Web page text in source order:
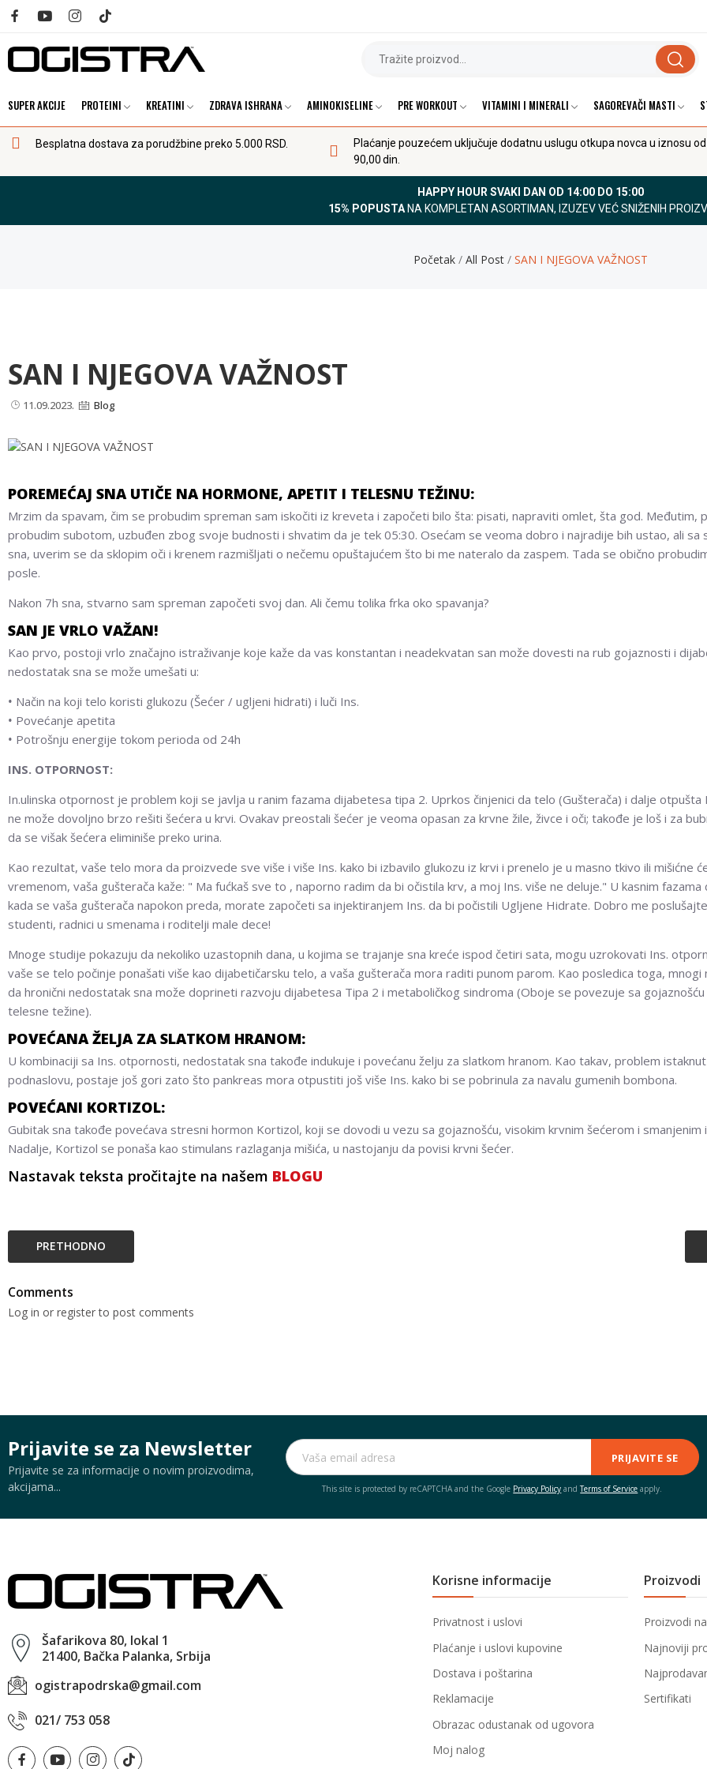
SUPER AKCIJE PROTEINI KREATINI ZDRAVA ISHRANA AMINOKISELINE PRE WORKOUT VITAMINI I MINERALI SAGOREVAČI MASTI
Besplatna dostava za porudžbine preko 5.000 RSD.
Plaćanje pouzećem uključuje dodatnu uslugu otkupa novca u iznosu od
90,00 din.
HAPPY HOUR SVAKI DAN OD 14:00 DO 15:00
15% POPUSTANA KOMPLETAN ASORTIMAN, IZUZEV VEĆ SNIŽENIH
Početak All Post SAN I NJEGOVA VAŽNOST
SAN I NJEGOVA VAŽNOST
11.09.2023. Blog
POREMEĆAJ SNA UTIČE NA HORMONE, APETIT I TELESNU TEŽINU:
Mrzim da spavam, čim se probudim spreman sam iskočiti iz kreveta i započeti bilo šta: pisati, napraviti omlet, šta god. Međutim,
probudim subotom, uzbuđen zbog svoje budnosti i shvatim da je tek 05:30. Osećam se veoma dobro i najradije bih ustao, ali sa
sna, uverim se da sklopim oči i krenem razmišljati o nečemu opuštajućem što bi me nateralo da zaspem. Tada se obično
posle.
Nakon 7h sna, stvarno sam spreman započeti svoj dan. Ali čemu tolika frka oko spavanja?
SAN JE VRLO VAŽAN!
Kao prvo, postoji vrlo značajno istraživanje koje kaže da vas konstantan i neadekvatan san može dovesti na rub gojaznosti i
nedostatak sna se može umešati u:
• Način na koji telo koristi glukozu (Šećer / ugljeni hidrati) i luči Ins.
• Povećanje apetita
• Potrošnju energije tokom perioda od 24h
INS. OTPORNOST:
In.ulinska otpornost je problem koji se javlja u ranim fazama dijabetesa tipa 2. Uprkos činjenici da telo (Gušterača) i dalje otpušta
ne može dovoljno brzo rešiti šećera u krvi. Ovakav preostali šećer je veoma opasan za krvne žile, živce i oči; takođe je loš i za
da se višak šećera eliminiše preko urina.
Kao rezultat, vaše telo mora da proizvede sve više i više Ins. kako bi izbavilo glukozu iz krvi i prenelo je u masno tkivo ili mišićne
vremenom, vaša gušterača kaže: " Ma fućkaš sve to , naporno radim da bi očistila krv, a moj Ins. više ne deluje." U kasnim fazama
kada se vaša gušterača napokon preda, morate započeti sa injektiranjem Ins. da bi počistili Ugljene Hidrate. Dobro me
studenti, radnici u smenama i roditelji male dece!
Mnoge studije pokazuju da nekoliko uzastopnih dana, u kojima se trajanje sna kreće ispod četiri sata, mogu uzrokovati Ins.
vaše se telo počinje ponašati više kao dijabetičarsku telo, a vaša gušterača mora raditi punom parom. Kao posledica toga, mnogi
da hronični nedostatak sna može doprineti razvoju dijabetesa Tipa 2 i metaboličkog sindroma (Oboje se povezuje sa gojaznošću
telesne težine).
POVEĆANA ŽELJA ZA SLATKOM HRANOM:
U kombinaciji sa Ins. otpornosti, nedostatak sna takođe indukuje i povećanu želju za slatkom hranom. Kao takav, problem
podnaslovu, postaje još gori zato što pankreas mora otpustiti još više Ins. kako bi se pobrinula za navalu gumenih bombona.
POVEĆANI KORTIZOL:
Gubitak sna takođe povećava stresni hormon Kortizol, koji se dovodi u vezu sa gojaznošću, visokim krvnim šećerom i smanjenim
Nadalje, Kortizol se ponaša kao stimulans razlaganja mišića, u nastojanju da povisi krvni šećer.
Nastavak teksta pročitajte na našem BLOGU
PRETHODNO
Comments
Log in or register to post comments
Prijavite se za Newsletter
Prijavite se za informacije o novim proizvodima,
akcijama...
PRIJAVITE SE
This site is protected by reCAPTCHA and the Google Privacy Policy andTerms of Service apply.
Šafarikova 80, lokal 1
21400, Bačka Palanka, Srbija
ogistrapodrska@gmail.com
021/ 753 058
Korisne informacije
Privatnost i uslovi
Plaćanje i uslovi kupovine
Dostava i poštarina
Reklamacije
Obrazac odustanak od ugovora
Moj nalog
Proizvodi
Proizvodi
Najnoviji
Sertifikati